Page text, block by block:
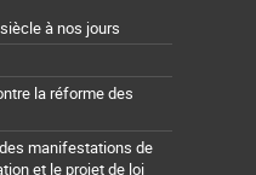
à nos jours
la réforme des
manifestations de
et le projet de loi